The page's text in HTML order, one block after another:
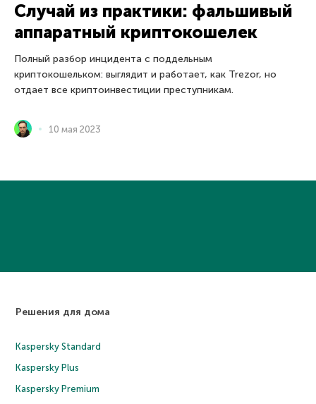
Случай из практики: фальшивый
аппаратный криптокошелек
Полный разбор инцидента с поддельным
криптокошельком: выглядит и работает, как Trezor, но
отдает все криптоинвестиции преступникам.
10 мая 2023
Решения для дома
Kaspersky Standard
Kaspersky Plus
Kaspersky Premium